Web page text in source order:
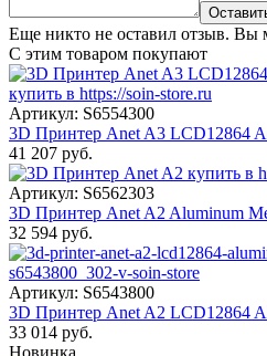
Еще никто не оставил отзыв. Вы
С этим товаром покупают
Артикул: S6554300
3D Принтер Anet A3 LCD12864
41 207 руб.
Артикул: S6562303
3D Принтер Anet A2 Aluminum
32 594 руб.
Артикул: S6543800
3D Принтер Anet A2 LCD12864
33 014 руб.
Новинка